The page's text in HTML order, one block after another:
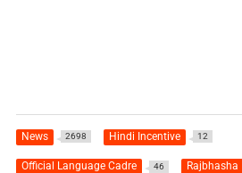
News 2698 Hindi Incentive 12
Official Language Cadre 46 Rajbhasha